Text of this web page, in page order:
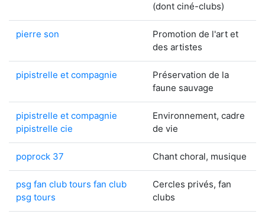
(dont ciné-clubs)
pierre son
Promotion de l'art et
des artistes
pipistrelle et compagnie
Préservation de la
faune sauvage
pipistrelle et compagnie
pipistrelle cie
Environnement, cadre
de vie
poprock 37 Chant choral, musique
psg fan club tours fan club
psg tours
Cercles privés, fan
clubs